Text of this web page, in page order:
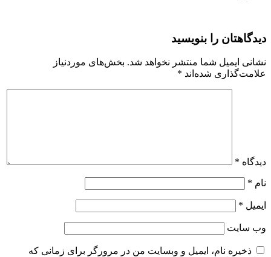
دیدگاهتان را بنویسید
نشانی ایمیل شما منتشر نخواهد شد. بخش‌های موردنیاز
علامت‌گذاری شده‌اند *
دیدگاه *
نام *
ایمیل *
وب‌ سایت
ذخیره نام، ایمیل و وبسایت من در مرورگر برای زمانی که